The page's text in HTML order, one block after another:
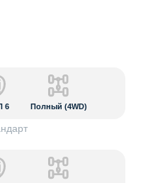
6 Полный (4WD)